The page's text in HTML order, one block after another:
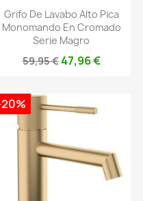
Grifo De Lavabo Alto Pica
Monomando En Cromado
Serie Magro
59,95 €47,96 €